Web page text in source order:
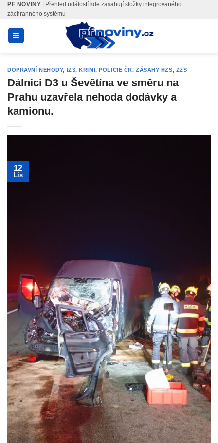
Skip
content
PF NOVINY | Přehled událostí kde zasahují složky integrovaného
záchranného systému
DOPRAVNÍ NEHODY, IZS,KRIMI,POLICIE ČR,ZÁSAHY HZS, ZZS
Dálnici D3 u Ševětína ve směru na
Prahu uzavřela nehoda dodávky a
kamionu.
12
Lis